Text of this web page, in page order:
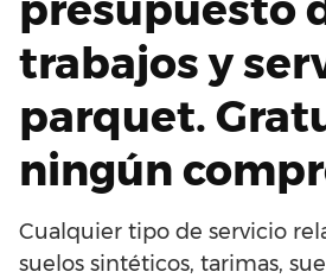
trabajos y
parquet.
ningún
Cualquier tipo de servicio
suelos sintéticos, tarimas,